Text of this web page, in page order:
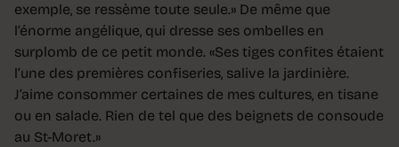
exemple, se ressème toute seule.» De même que
l’énorme angélique, qui dresse ses ombelles en
surplomb de ce petit monde. «Ses tiges confites étaient
l’une des premières confiseries, salive la jardinière.
J’aime consommer certaines de mes cultures, en tisane
ou en salade. Rien de tel que des beignets de consoude
au St-Moret.»